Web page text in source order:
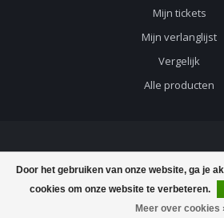
€39,90
Door het gebruiken van onze website, ga je
cookies om onze website te verbeteren.
Meer over cookies
Mijn tickets
Mijn verlanglijst
Vergelijk
Alle producten
© Copyright 2026 Vloerenvisie voor vloeren
Lightspeed-Lightspeed design